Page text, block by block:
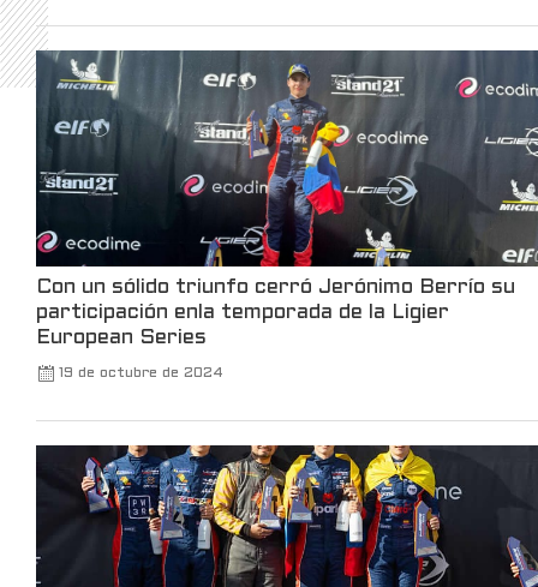
Kalshi Traders @kalshitrade · 3 Mar
Kalshi is launching the first-ever luxury
watch market, in partnership with Bezel.
For the first time, you can trade your view on
watches, without owning one.
Only on Kalshi.
370 X
@robinhoodapp 3 Mar
all the announcements made at Robinhood
Leer más
Con un sólido triunfo cerró Jerónimo Berrío su
participación enla temporada de la Ligier
European Series
19 de octubre de 2024